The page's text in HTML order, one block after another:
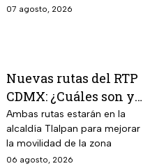
de agosto, los horarios del
07 agosto, 2026
Nuevas rutas del RTP
CDMX: ¿Cuáles son y
con qué estaciones
del Metrobús
conectan?
Ambas rutas estarán en la
alcaldía Tlalpan para mejorar
la movilidad de la zona
06 agosto, 2026